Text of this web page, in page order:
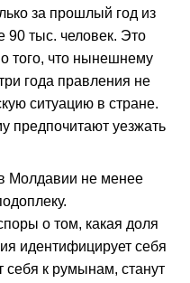
за прошлый год из
90 тыс. человек. Это
того, что нынешнему
года правления не
ситуацию в стране.
предпочитают уезжать
Молдавии не менее
о том, какая доля
идентифицирует себя
себя к румынам, станут